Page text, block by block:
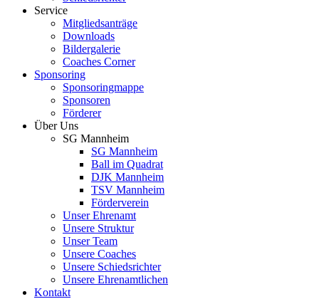
Service
Mitgliedsanträge
Downloads
Bildergalerie
Coaches Corner
Sponsoring
Sponsoringmappe
Sponsoren
Förderer
Über Uns
SG Mannheim
SG Mannheim
Ball im Quadrat
DJK Mannheim
TSV Mannheim
Förderverein
Unser Ehrenamt
Unsere Struktur
Unser Team
Unsere Coaches
Unsere Schiedsrichter
Unsere Ehrenamtlichen
Kontakt